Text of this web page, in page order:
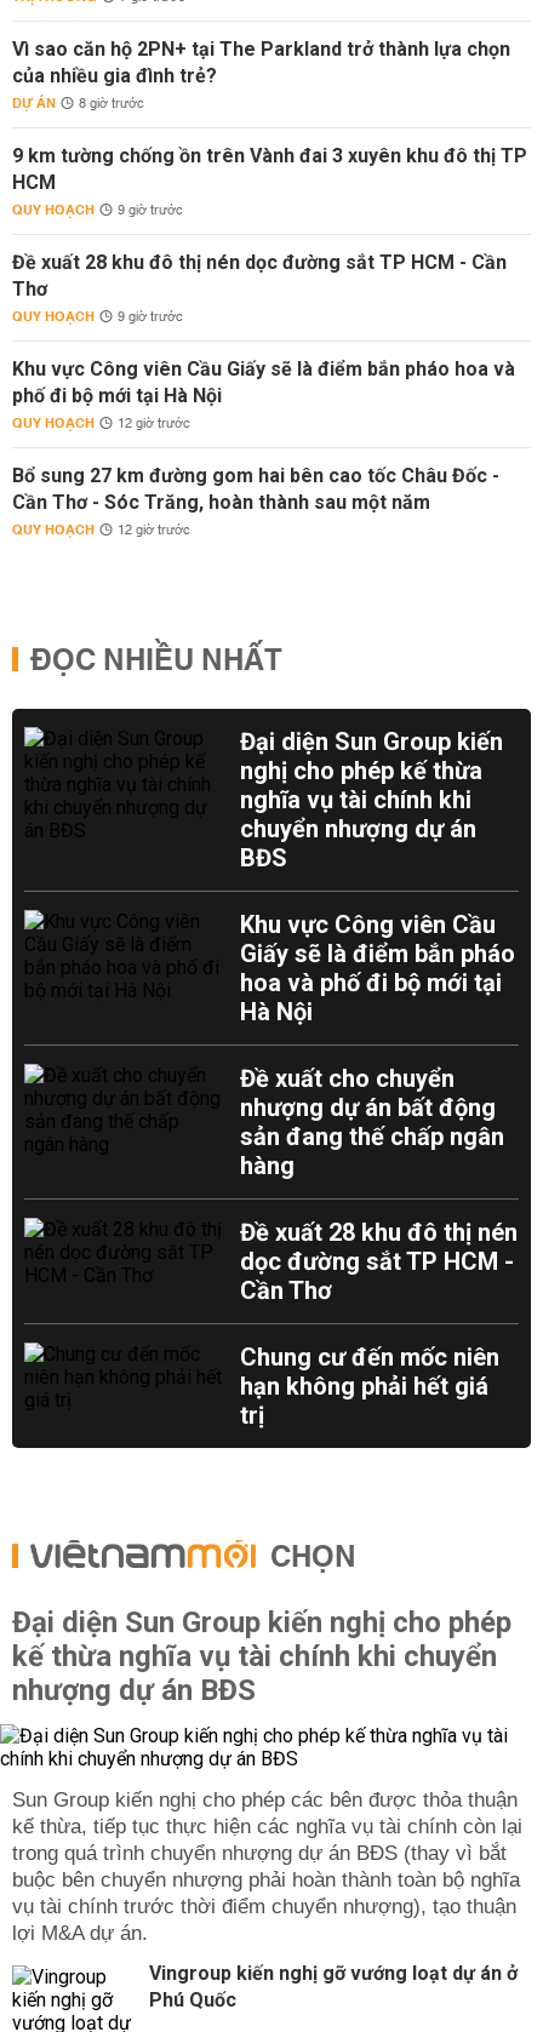
Vì sao căn hộ 2PN+ tại The Parkland trở thành lựa chọn
của nhiều gia đình trẻ?
DỰ ÁN 8 giờ trước
9 km tường chống ồn trên Vành đai 3 xuyên khu đô thị TP
HCM
QUY HOẠCH 9 giờ trước
Đề xuất 28 khu đô thị nén dọc đường sắt TP HCM - Cần
Thơ
QUY HOẠCH 9 giờ trước
Khu vực Công viên Cầu Giấy sẽ là điểm bắn pháo hoa và
phố đi bộ mới tại Hà Nội
QUY HOẠCH 12 giờ trước
Bổ sung 27 km đường gom hai bên cao tốc Châu Đốc -
Cần Thơ - Sóc Trăng, hoàn thành sau một năm
QUY HOẠCH 12 giờ trước
ĐỌC NHIỀU NHẤT
Đại diện Sun Group kiến
nghị cho phép kế thừa
nghĩa vụ tài chính khi
chuyển nhượng dự án
BĐS
Khu vực Công viên Cầu
Giấy sẽ là điểm bắn pháo
hoa và phố đi bộ mới tại
Hà Nội
Đề xuất cho chuyển
nhượng dự án bất động
sản đang thế chấp ngân
hàng
Đề xuất 28 khu đô thị nén
dọc đường sắt TP HCM -
Cần Thơ
Chung cư đến mốc niên
hạn không phải hết giá
trị
CHỌN
Đại diện Sun Group kiến nghị cho phép
kế thừa nghĩa vụ tài chính khi chuyển
nhượng dự án BĐS
Sun Group kiến nghị cho phép các bên được thỏa thuận
kế thừa, tiếp tục thực hiện các nghĩa vụ tài chính còn lại
trong quá trình chuyển nhượng dự án BĐS (thay vì bắt
buộc bên chuyển nhượng phải hoàn thành toàn bộ nghĩa
vụ tài chính trước thời điểm chuyển nhượng), tạo thuận
lợi M&A dự án.
Vingroup kiến nghị gỡ vướng loạt dự án ở
Phú Quốc